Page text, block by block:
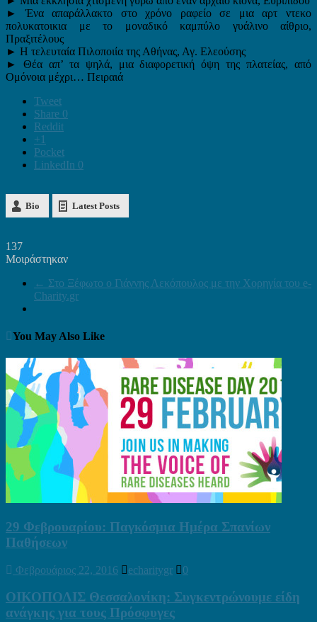
► Ένα απαράλλακτο στο χρόνο ραφείο σε μια αρτ ντεκο
πολυκατοικια με το μοναδικό καμπύλο γυάλινο αίθριο,
Πραξιτέλους
► Η τελευταία Πιλοποιία της Αθήνας, Αγ. Ελεούσης
► Θέα απ’ τα ψηλά, μια διαφορετική όψη της πλατείας, από
Ομόνοια μέχρι… Πειραιά
Tweet
Share 0
Reddit
+1
Pocket
LinkedIn 0
Bio Latest Posts
137
Μοιράστηκαν
← Στο Ξέφωτο ο Γιάννης Λεκόπουλος με την Χορηγία του e-
Charity.gr
You May Also Like
29 Φεβρουαρίου: Παγκόσμια Ημέρα Σπανίων
Παθήσεων
Φεβρουάριος 22, 2016 echaritygr 0
ΟΙΚΟΠΟΛΙΣ Θεσσαλονίκη: Συγκεντρώνουμε είδη
ανάγκης για τους Πρόσφυγες